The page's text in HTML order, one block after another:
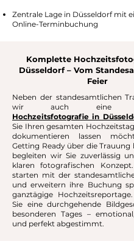
Zentrale Lage in Düsseldorf mit
Online-Terminbuchung
Komplette
Düsseldorf – Vom
Feier
Neben der standesamtlichen
wir auch eine
Hochzeitsfotografie in
Sie Ihren gesamten
dokumentieren lassen
Getting Ready über die Trauung
begleiten wir Sie zuverlässig
klaren fotografischen
starten mit der
und erweitern ihre Buchung
ganztägige
Sie eine durchgehende
besonderen Tages –
und perfekt abgestimmt.